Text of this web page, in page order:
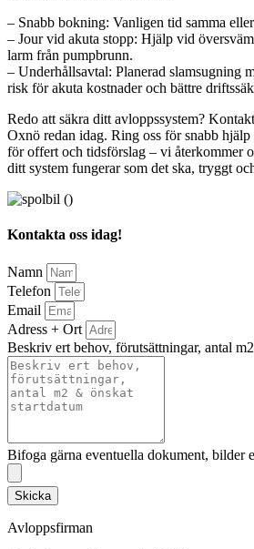
– Snabb bokning: Vanligen tid samma
– Jour vid akuta stopp: Hjälp vid
larm från pumpbrunn.
– Underhållsavtal: Planerad slamsugning
risk för akuta kostnader och bättre
Redo att säkra ditt avloppssystem?
Oxnö redan idag. Ring oss för snabb
för offert och tidsförslag – vi återkommer
ditt system fungerar som det ska, tryggt
Kontakta oss idag!
Namn
Telefon
Email
Adress + Ort
Beskriv ert behov, förutsättningar, antal
Bifoga gärna eventuella dokument, bilder
Skicka
Avloppsfirman